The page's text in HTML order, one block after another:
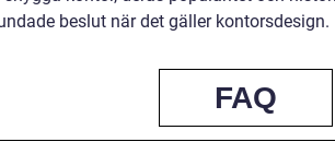
beslut när det gäller kontorsdesign.
FAQ